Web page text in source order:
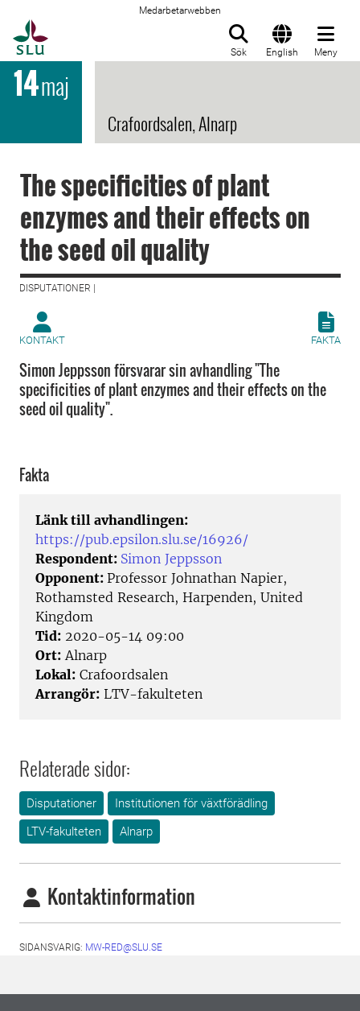
Medarbetarwebben
Sök English Meny
14maj
Crafoordsalen, Alnarp
The specificities of plant
enzymes and their effects on
the seed oil quality
DISPUTATIONER |
KONTAKT FAKTA
Simon Jeppsson försvarar sin avhandling "The
specificities of plant enzymes and their effects on the
seed oil quality".
Fakta
Länk till avhandlingen:
https://pub.epsilon.slu.se/16926/
Respondent: Simon Jeppsson
Opponent: Professor Johnathan Napier,
Rothamsted Research, Harpenden, United
Kingdom
Tid: 2020-05-14 09:00
Ort: Alnarp
Lokal: Crafoordsalen
Arrangör: LTV-fakulteten
Relaterade sidor:
Disputationer
Institutionen för växtförädling
LTV-fakulteten
Alnarp
Kontaktinformation
SIDANSVARIG: MW-RED@SLU.SE